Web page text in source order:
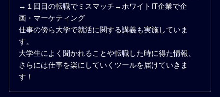
→１回目の転職でミスマッチ→ホワイトIT企業で企
画・マーケティング
仕事の傍ら大学で就活に関する講義も実施していま
す。
大学生によく聞かれることや転職した時に得た情報、
さらには仕事を楽にしていくツールを届けていきま
す！